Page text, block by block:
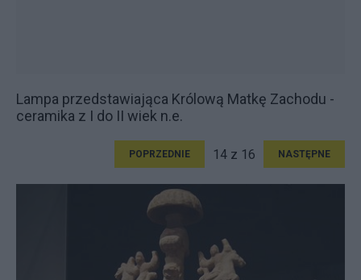
Lampa przedstawiająca Królową Matkę Zachodu -
ceramika z I do II wiek n.e.
POPRZEDNIE 14 z 16 NASTĘPNE